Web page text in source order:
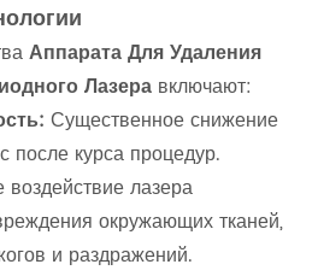
Аппарата Для Удаления
Лазера включают:
Существенное снижение
после курса процедур.
воздействие лазера
окружающих тканей,
и раздражений.